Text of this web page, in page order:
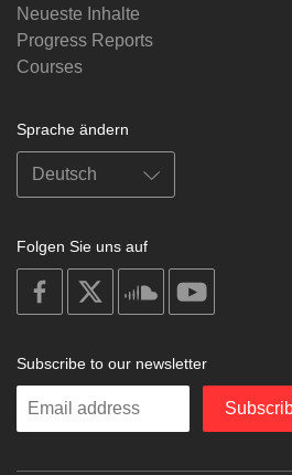
Neueste Inhalte
Progress Reports
Courses
Sprache ändern
Folgen Sie uns auf
on
facebook
soundcloud
Subscribe to our newsletter
Enter